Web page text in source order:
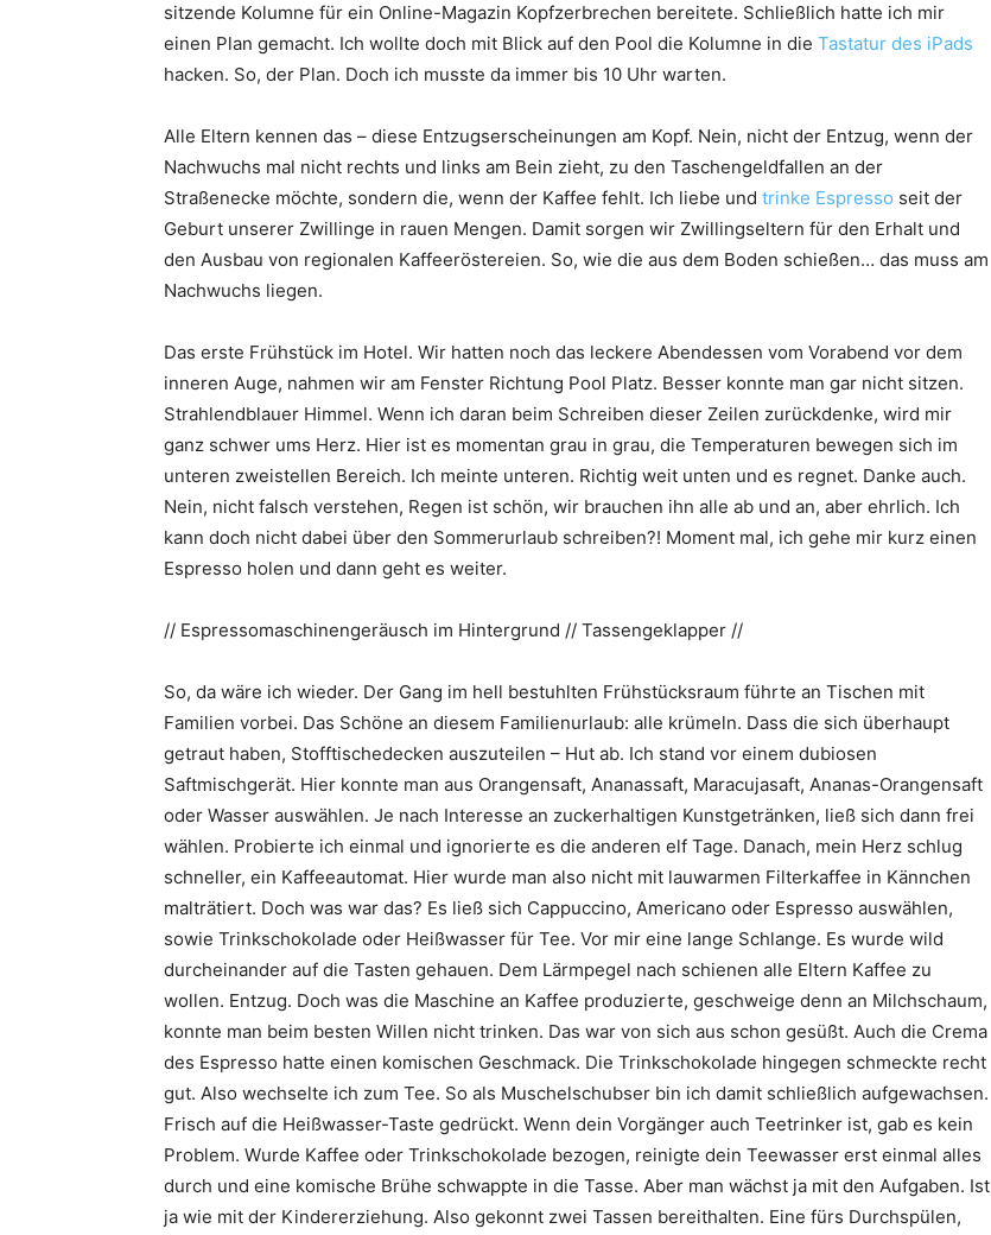
sitzende Kolumne für ein Online-Magazin Kopfzerbrechen bereitete. Schließlich hatte ich mir
einen Plan gemacht. Ich wollte doch mit Blick auf den Pool die Kolumne in die Tastatur des iPads
hacken. So, der Plan. Doch ich musste da immer bis 10 Uhr warten.
Alle Eltern kennen das – diese Entzugserscheinungen am Kopf. Nein, nicht der Entzug, wenn der
Nachwuchs mal nicht rechts und links am Bein zieht, zu den Taschengeldfallen an der
Straßenecke möchte, sondern die, wenn der Kaffee fehlt. Ich liebe und trinke Espresso seit der
Geburt unserer Zwillinge in rauen Mengen. Damit sorgen wir Zwillingseltern für den Erhalt und
den Ausbau von regionalen Kaffeeröstereien. So, wie die aus dem Boden schießen… das muss am
Nachwuchs liegen.
Das erste Frühstück im Hotel. Wir hatten noch das leckere Abendessen vom Vorabend vor dem
inneren Auge, nahmen wir am Fenster Richtung Pool Platz. Besser konnte man gar nicht sitzen.
Strahlendblauer Himmel. Wenn ich daran beim Schreiben dieser Zeilen zurückdenke, wird mir
ganz schwer ums Herz. Hier ist es momentan grau in grau, die Temperaturen bewegen sich im
unteren zweistellen Bereich. Ich meinte unteren. Richtig weit unten und es regnet. Danke auch.
Nein, nicht falsch verstehen, Regen ist schön, wir brauchen ihn alle ab und an, aber ehrlich. Ich
kann doch nicht dabei über den Sommerurlaub schreiben?! Moment mal, ich gehe mir kurz einen
Espresso holen und dann geht es weiter.
// Espressomaschinengeräusch im Hintergrund // Tassengeklapper //
So, da wäre ich wieder. Der Gang im hell bestuhlten Frühstücksraum führte an Tischen mit
Familien vorbei. Das Schöne an diesem Familienurlaub: alle krümeln. Dass die sich überhaupt
getraut haben, Stofftischedecken auszuteilen – Hut ab. Ich stand vor einem dubiosen
Saftmischgerät. Hier konnte man aus Orangensaft, Ananassaft, Maracujasaft, Ananas-Orangensaft
oder Wasser auswählen. Je nach Interesse an zuckerhaltigen Kunstgetränken, ließ sich dann frei
wählen. Probierte ich einmal und ignorierte es die anderen elf Tage. Danach, mein Herz schlug
schneller, ein Kaffeeautomat. Hier wurde man also nicht mit lauwarmen Filterkaffee in Kännchen
malträtiert. Doch was war das? Es ließ sich Cappuccino, Americano oder Espresso auswählen,
sowie Trinkschokolade oder Heißwasser für Tee. Vor mir eine lange Schlange. Es wurde wild
durcheinander auf die Tasten gehauen. Dem Lärmpegel nach schienen alle Eltern Kaffee zu
wollen. Entzug. Doch was die Maschine an Kaffee produzierte, geschweige denn an Milchschaum,
konnte man beim besten Willen nicht trinken. Das war von sich aus schon gesüßt. Auch die Crema
des Espresso hatte einen komischen Geschmack. Die Trinkschokolade hingegen schmeckte recht
gut. Also wechselte ich zum Tee. So als Muschelschubser bin ich damit schließlich aufgewachsen.
Frisch auf die Heißwasser-Taste gedrückt. Wenn dein Vorgänger auch Teetrinker ist, gab es kein
Problem. Wurde Kaffee oder Trinkschokolade bezogen, reinigte dein Teewasser erst einmal alles
durch und eine komische Brühe schwappte in die Tasse. Aber man wächst ja mit den Aufgaben. Ist
ja wie mit der Kindererziehung. Also gekonnt zwei Tassen bereithalten. Eine fürs Durchspülen,